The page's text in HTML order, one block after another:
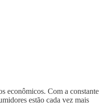
econômicos. Com a constante
estão cada vez mais